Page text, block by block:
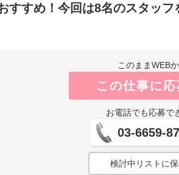
すすめ！今回は8名のスタッ
このままWEBか
この仕事に応
お電話でも応募で
03-6659-
検討中リストに